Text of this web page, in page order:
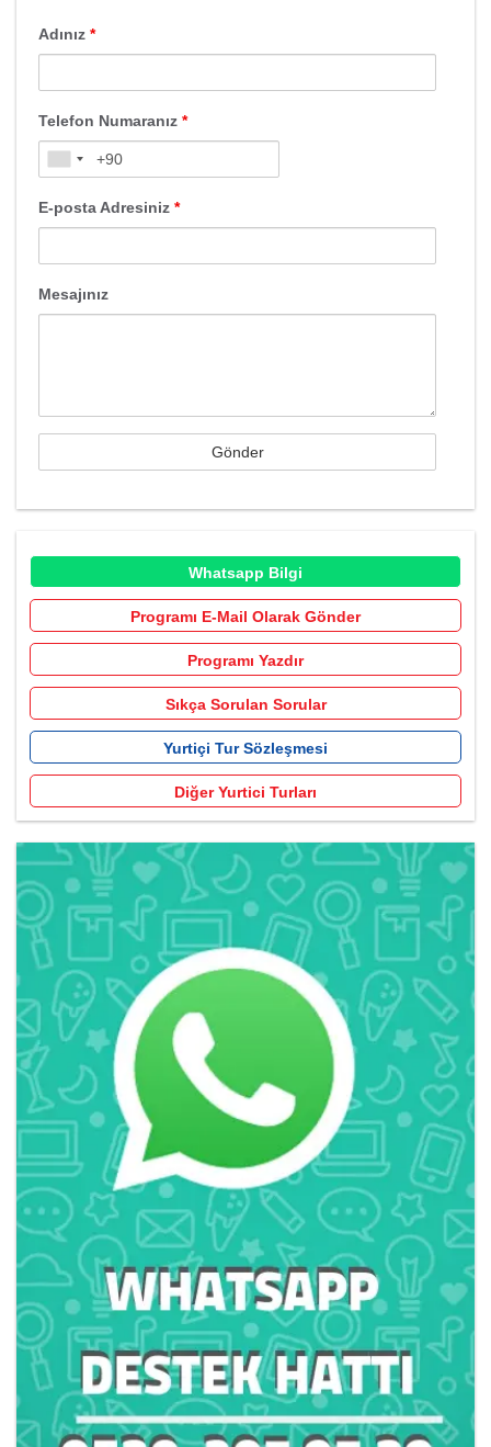
Adınız *
Telefon Numaranız *
E-posta Adresiniz *
Mesajınız
Whatsapp Bilgi
Programı E-Mail Olarak Gönder
Programı Yazdır
Sıkça Sorulan Sorular
Yurtiçi Tur Sözleşmesi
Diğer Yurtici Turları